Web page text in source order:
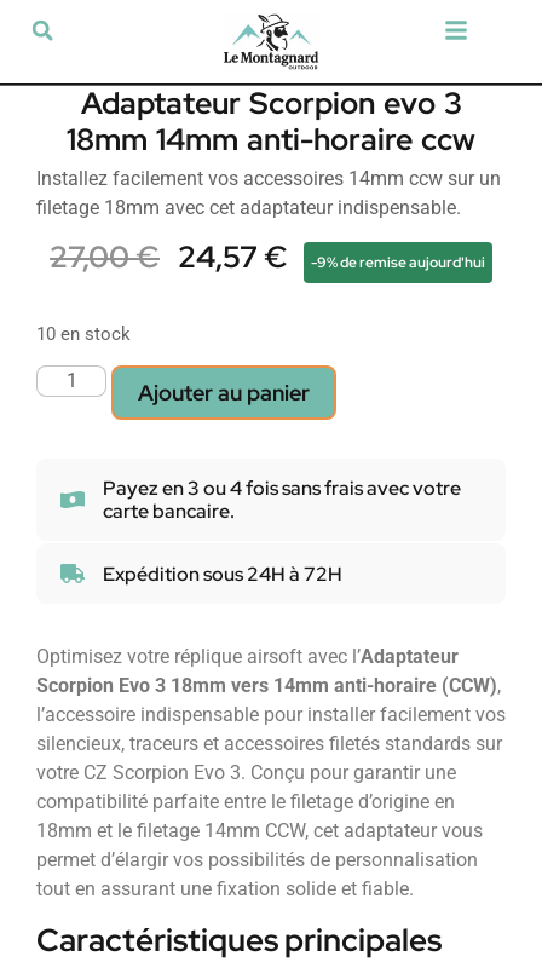
Adaptateur Scorpion evo 3
18mm 14mm anti-horaire ccw
Installez facilement vos accessoires 14mm ccw sur un
filetage 18mm avec cet adaptateur indispensable.
27,00€ 24,57€ -9% de remise aujourd'hui
10 en stock
Ajouter au panier
Payez en 3 ou 4 fois sans frais avec votre
carte bancaire.
Expédition sous 24H à 72H
Optimisez votre réplique airsoft avec l’Adaptateur
Scorpion Evo 3 18mm vers 14mm anti-horaire (CCW),
l’accessoire indispensable pour installer facilement vos
silencieux, traceurs et accessoires filetés standards sur
votre CZ Scorpion Evo 3. Conçu pour garantir une
compatibilité parfaite entre le filetage d’origine en
18mm et le filetage 14mm CCW, cet adaptateur vous
permet d’élargir vos possibilités de personnalisation
tout en assurant une fixation solide et fiable.
Caractéristiques principales